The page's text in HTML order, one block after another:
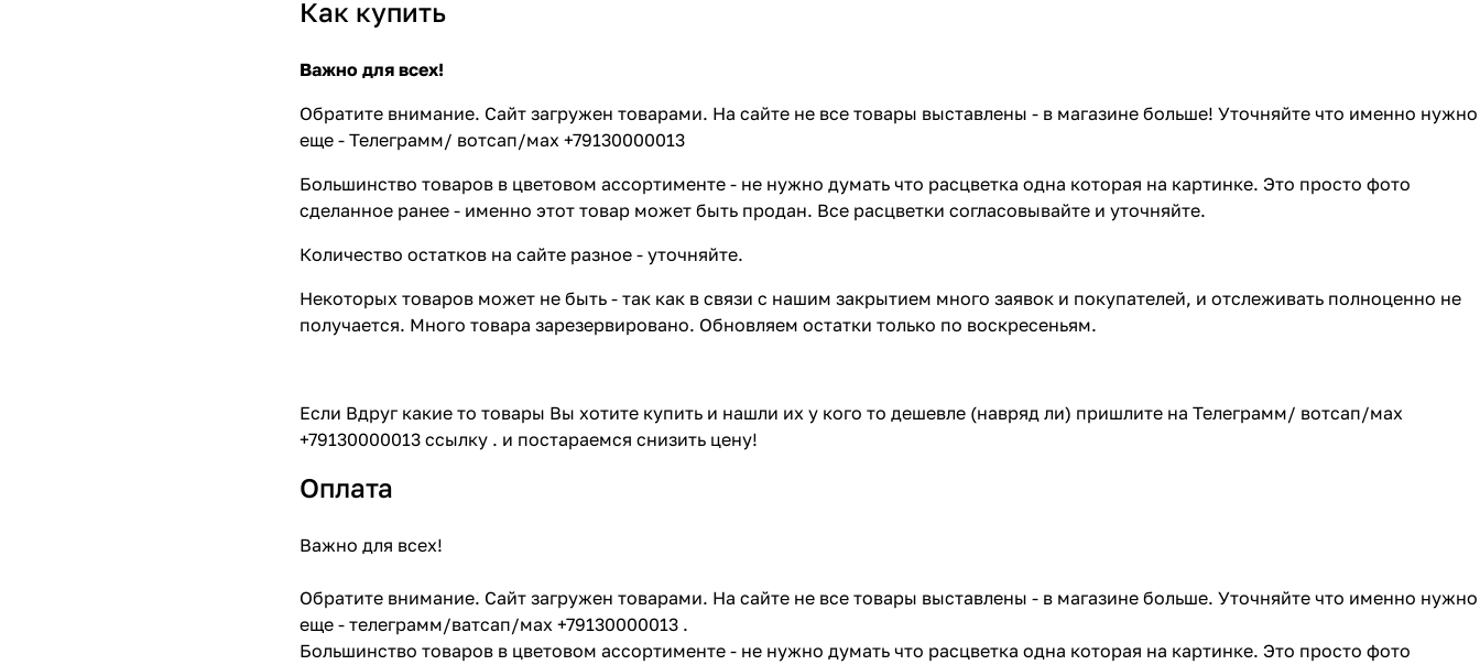
Как купить
Важно для всех!
Обратите внимание. Сайт загружен товарами. На сайте не все товары выставлены - в магазине больше! Уточняйте что именно нужно
еще - Телеграмм/ вотсап/мах +79130000013
Большинство товаров в цветовом ассортименте - не нужно думать что расцветка одна которая на картинке. Это просто фото
сделанное ранее - именно этот товар может быть продан. Все расцветки согласовывайте и уточняйте.
Количество остатков на сайте разное - уточняйте.
Некоторых товаров может не быть - так как в связи с нашим закрытием много заявок и покупателей, и отслеживать полноценно не
получается. Много товара зарезервировано. Обновляем остатки только по воскресеньям.
Если Вдруг какие то товары Вы хотите купить и нашли их у кого то дешевле (навряд ли) пришлите на Телеграмм/ вотсап/мах
+79130000013 ссылку . и постараемся снизить цену!
Оплата
Важно для всех!
Обратите внимание. Сайт загружен товарами. На сайте не все товары выставлены - в магазине больше. Уточняйте что именно нужно
еще - телеграмм/ватсап/мах +79130000013 .
Большинство товаров в цветовом ассортименте - не нужно думать что расцветка одна которая на картинке. Это просто фото